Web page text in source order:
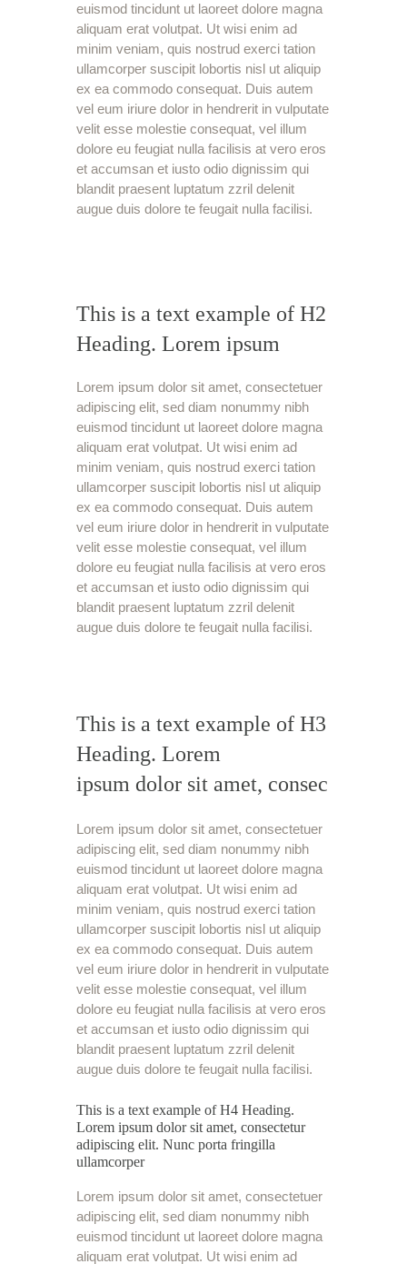
euismod tincidunt ut laoreet dolore magna
aliquam erat volutpat. Ut wisi enim ad
minim veniam, quis nostrud exerci tation
ullamcorper suscipit lobortis nisl ut aliquip
ex ea commodo consequat. Duis autem
vel eum iriure dolor in hendrerit in vulputate
velit esse molestie consequat, vel illum
dolore eu feugiat nulla facilisis at vero eros
et accumsan et iusto odio dignissim qui
blandit praesent luptatum zzril delenit
augue duis dolore te feugait nulla facilisi.
This is a text example of H2
Heading. Lorem ipsum
Lorem ipsum dolor sit amet, consectetuer
adipiscing elit, sed diam nonummy nibh
euismod tincidunt ut laoreet dolore magna
aliquam erat volutpat. Ut wisi enim ad
minim veniam, quis nostrud exerci tation
ullamcorper suscipit lobortis nisl ut aliquip
ex ea commodo consequat. Duis autem
vel eum iriure dolor in hendrerit in vulputate
velit esse molestie consequat, vel illum
dolore eu feugiat nulla facilisis at vero eros
et accumsan et iusto odio dignissim qui
blandit praesent luptatum zzril delenit
augue duis dolore te feugait nulla facilisi.
This is a text example of H3
Heading. Lorem
ipsum dolor sit amet, consec
Lorem ipsum dolor sit amet, consectetuer
adipiscing elit, sed diam nonummy nibh
euismod tincidunt ut laoreet dolore magna
aliquam erat volutpat. Ut wisi enim ad
minim veniam, quis nostrud exerci tation
ullamcorper suscipit lobortis nisl ut aliquip
ex ea commodo consequat. Duis autem
vel eum iriure dolor in hendrerit in vulputate
velit esse molestie consequat, vel illum
dolore eu feugiat nulla facilisis at vero eros
et accumsan et iusto odio dignissim qui
blandit praesent luptatum zzril delenit
augue duis dolore te feugait nulla facilisi.
This is a text example of H4 Heading.
Lorem ipsum dolor sit amet, consectetur
adipiscing elit. Nunc porta fringilla
ullamcorper
Lorem ipsum dolor sit amet, consectetuer
adipiscing elit, sed diam nonummy nibh
euismod tincidunt ut laoreet dolore magna
aliquam erat volutpat. Ut wisi enim ad